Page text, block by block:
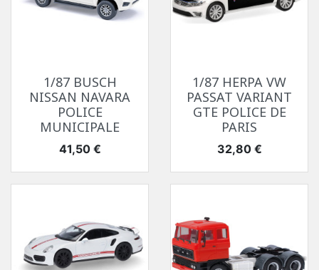
1/87 BUSCH
NISSAN NAVARA
POLICE
MUNICIPALE
Prix
41,50 €
1/87 HERPA VW
PASSAT VARIANT
GTE POLICE DE
PARIS
Prix
32,80 €